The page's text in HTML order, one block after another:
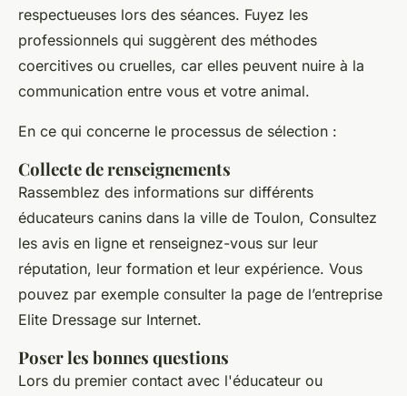
respectueuses lors des séances. Fuyez les
professionnels qui suggèrent des méthodes
coercitives ou cruelles, car elles peuvent nuire à la
communication entre vous et votre animal.
En ce qui concerne le processus de sélection :
Collecte de renseignements
Rassemblez des informations sur différents
éducateurs canins dans la ville de Toulon, Consultez
les avis en ligne et renseignez-vous sur leur
réputation, leur formation et leur expérience. Vous
pouvez par exemple consulter la page de l’entreprise
Elite Dressage sur Internet.
Poser les bonnes questions
Lors du premier contact avec l'éducateur ou